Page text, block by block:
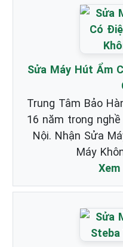
Sửa Máy Hút Ẩm
Trung Tâm Bảo
16 năm trong
Nội. Nhận Sửa
Máy